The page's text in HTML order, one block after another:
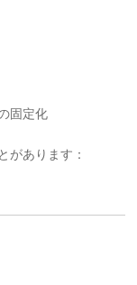
固定化
があります：